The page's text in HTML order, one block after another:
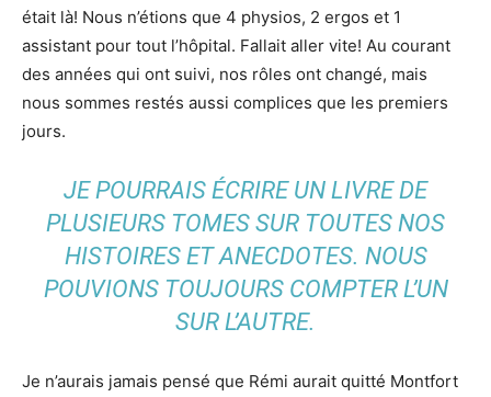
était là! Nous n’étions que 4 physios, 2 ergos et 1
assistant pour tout l’hôpital. Fallait aller vite! Au courant
des années qui ont suivi, nos rôles ont changé, mais
nous sommes restés aussi complices que les premiers
jours.
JE POURRAIS ÉCRIRE UN LIVRE DE
PLUSIEURS TOMES SUR TOUTES NOS
HISTOIRES ET ANECDOTES. NOUS
POUVIONS TOUJOURS COMPTER L’UN
SUR L’AUTRE.
Je n’aurais jamais pensé que Rémi aurait quitté Montfort